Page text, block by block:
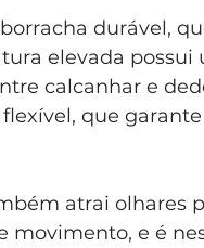
durável,
elevada
calcanhar e
que
atrai olhares
movimento, e é